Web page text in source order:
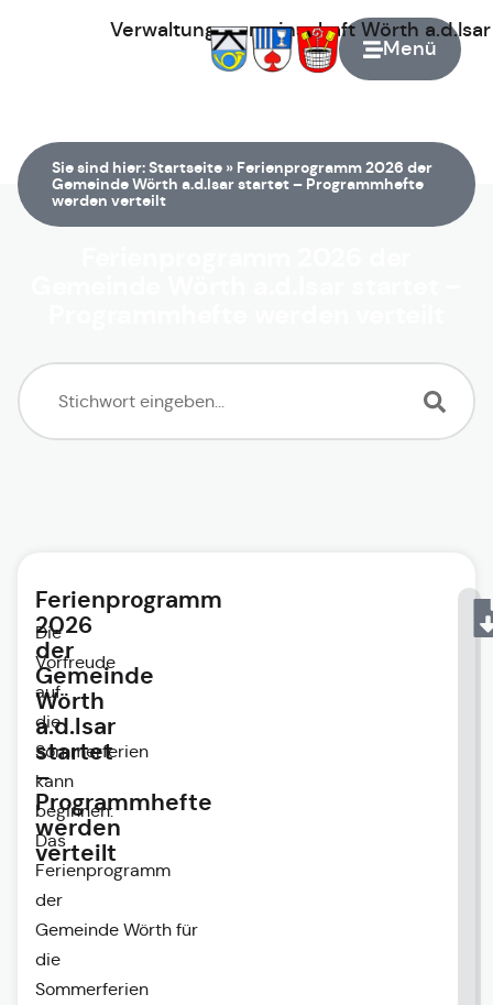
Menü
Verwaltungsgemeinschaft Wörth
Sie sind hier:Startseite » Ferienprogramm 2026 der
Gemeinde Wörth a.d.Isar startet – Programmhefte
werden verteilt
Ferienprogramm
2026
der
Gemeinde
Wörth
a.d.Isar
startet
–
Programmhefte
werden
verteilt
Die
Vorfreude
auf
die
Sommerferien
kann
beginnen:
Das
Ferienprogramm
der
Gemeinde Wörth für
die
Sommerferien